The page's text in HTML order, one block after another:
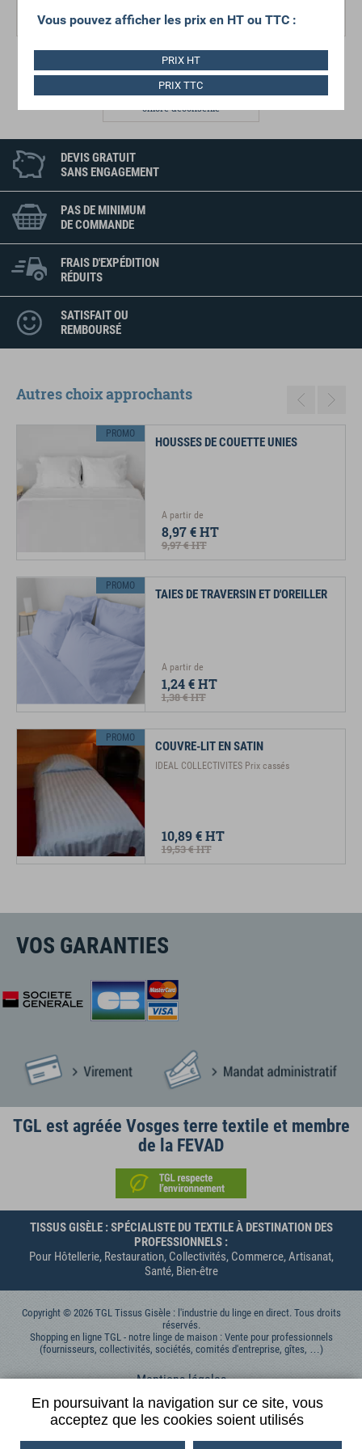
4 %
Entretien
chlore déconseillé
DEVIS GRATUIT
SANS ENGAGEMENT
PAS DE MINIMUM
DE COMMANDE
FRAIS D'EXPÉDITION
RÉDUITS
SATISFAIT OU
REMBOURSÉ
Autres choix approchants
PROMO
HOUSSES DE COUETTE UNIES
A partir de
8,97 €HT
9,97 €HT
PROMO
TAIES DE TRAVERSIN ET D'OREILLER
A partir de
1,24 €HT
1,38 €HT
PROMO
COUVRE-LIT EN SATIN
IDEAL COLLECTIVITES Prix cassés
10,89 €HT
19,53 €HT
PreviousNext
VOS GARANTIES
TGL est agréée Vosges terre textile et membre
de la FEVAD
TISSUS GISÈLE : SPÉCIALISTE DU TEXTILE À DESTINATION DES
PROFESSIONNELS :
Pour Hôtellerie, Restauration, Collectivités, Commerce, Artisanat,
Santé, Bien-être
Copyright © 2026 TGL Tissus Gisèle : l'industrie du linge en direct. Tous droits
réservés.
Shopping en ligne TGL - notre linge de maison : Vente pour professionnels
(fournisseurs, collectivités, sociétés, comités d'entreprise, gîtes, …)
Mentions légales
Données personnelles
Contactez-nous
Conditions générales de vente
En poursuivant la navigation sur ce site, vous
acceptez que les cookies soient utilisés
Vous pouvez afficher les prix en HT ou TTC :
PRIX HT
PRIX TTC